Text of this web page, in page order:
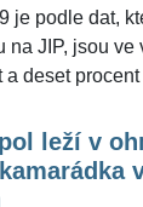
je podle dat,
JIP, jsou
deset
leží v
v bytě, herec nebyl při